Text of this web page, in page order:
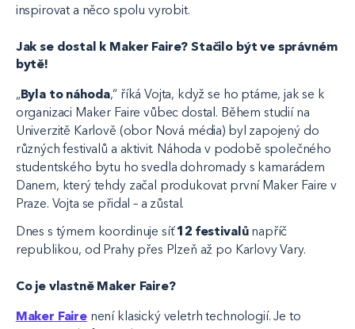
inspirovat a něco spolu vyrobit.
Jak se dostal k Maker Faire? Stačilo být ve správném
bytě!
„Byla to náhoda,“ říká Vojta, když se ho ptáme, jak se k
organizaci Maker Faire vůbec dostal. Během studií na
Univerzitě Karlově (obor Nová média) byl zapojený do
různých festivalů a aktivit. Náhoda v podobě společného
studentského bytu ho svedla dohromady s kamarádem
Danem, který tehdy začal produkovat první Maker Faire v
Praze. Vojta se přidal – a zůstal.
Dnes s týmem koordinuje síť12 festivalůnapříč
republikou, od Prahy přes Plzeň až po Karlovy Vary.
Co je vlastně Maker Faire?
Maker Fairenení klasický veletrh technologií. Je to